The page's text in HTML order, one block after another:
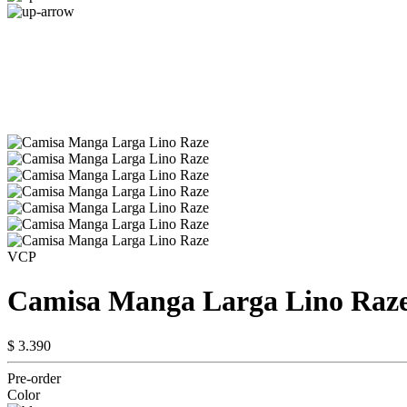
VCP
Camisa Manga Larga Lino
$ 3.390
Pre-order
Color